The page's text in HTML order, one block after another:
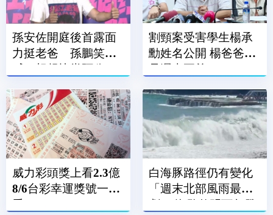
孫安佐開庭後首露面
力挺老爸 孫鵬笑
喊：想趕快當阿公
割頸案受害學生楊承
勳姓名公開 楊爸爸：
是遲來正義
威力彩頭獎上看2.3億
8/6台彩幸運獎號一次
看
白海豚路徑仍有變化
「週末北部風雨最
劇」 海警估明下午發